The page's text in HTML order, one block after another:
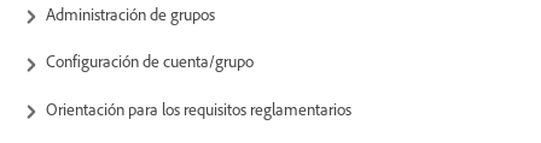
Administración de grupos
Configuración de cuenta/grupo
Orientación para los requisitos reglamentarios